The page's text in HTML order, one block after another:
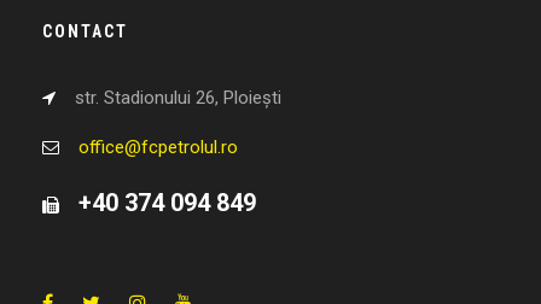
CONTACT
str. Stadionului 26, Ploiești
office@fcpetrolul.ro
+40 374 094 849